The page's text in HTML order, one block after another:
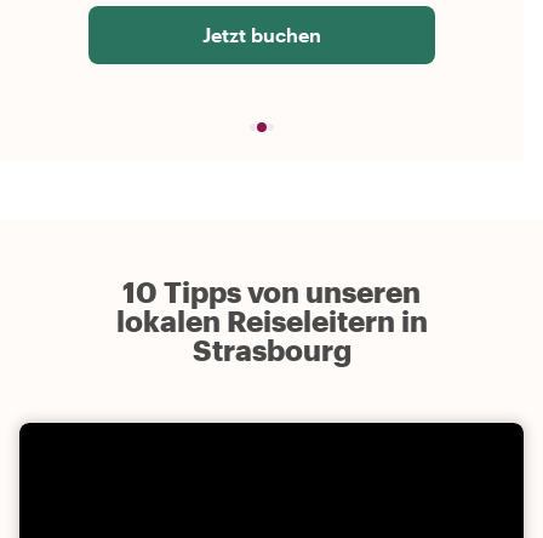
Jetzt buchen
10 Tipps von unseren
lokalen Reiseleitern in
Strasbourg